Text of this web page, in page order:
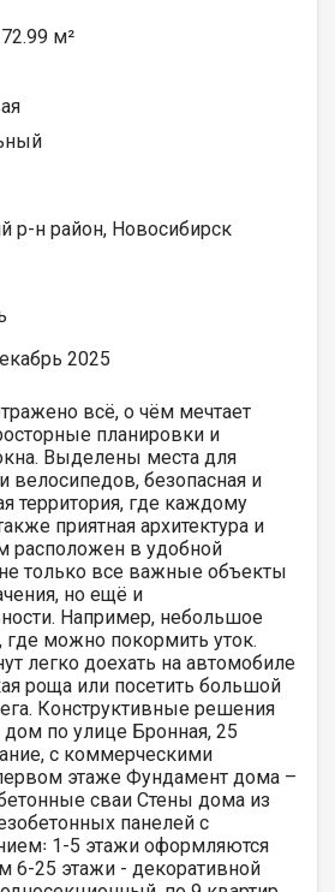
м²
р-н район, Новосибирск
2025
всё, о чём мечтает
планировки и
Выделены места для
велосипедов, безопасная и
территория, где каждому
приятная архитектура и
расположен в удобной
только все важные объекты
но ещё и
Например, небольшое
можно покормить уток.
легко доехать на автомобиле
роща или посетить большой
Конструктивные решения
по улице Бронная, 25
с коммерческими
этаже Фундамент дома –
сваи Стены дома из
панелей с
1-5 этажи оформляются
6-25 этажи - декоративной